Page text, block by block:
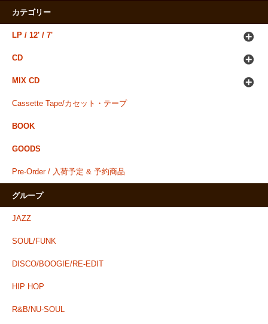
カテゴリー
LP / 12' / 7'
CD
MIX CD
Cassette Tape/カセット・テープ
BOOK
GOODS
Pre-Order / 入荷予定 & 予約商品
グループ
JAZZ
SOUL/FUNK
DISCO/BOOGIE/RE-EDIT
HIP HOP
R&B/NU-SOUL